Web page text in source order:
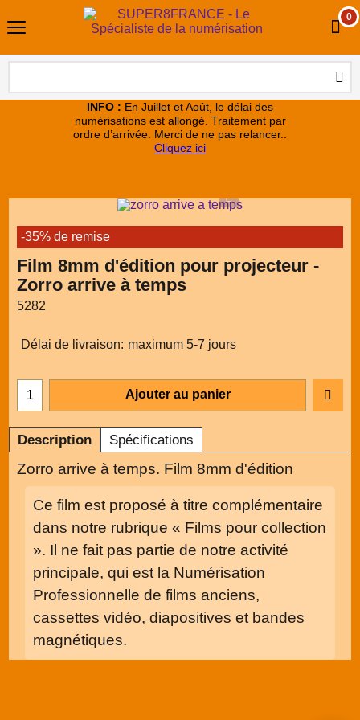
0
INFO : En Juillet et Août, le délai des
numérisations est allongé. Traitement par
ordre d’arrivée. Merci de ne pas relancer..
Cliquez ici
-35% de remise
Film 8mm d'édition pour projecteur -
Zorro arrive à temps
5282
Délai de livraison: maximum 5-7 jours
Ajouter au panier
Description Spécifications
Zorro arrive à temps. Film 8mm d'édition
Ce film est proposé à titre complémentaire
dans notre rubrique « Films pour collection
». Il ne fait pas partie de notre activité
principale, qui est la Numérisation
Professionnelle de films anciens,
cassettes vidéo, diapositives et bandes
magnétiques.